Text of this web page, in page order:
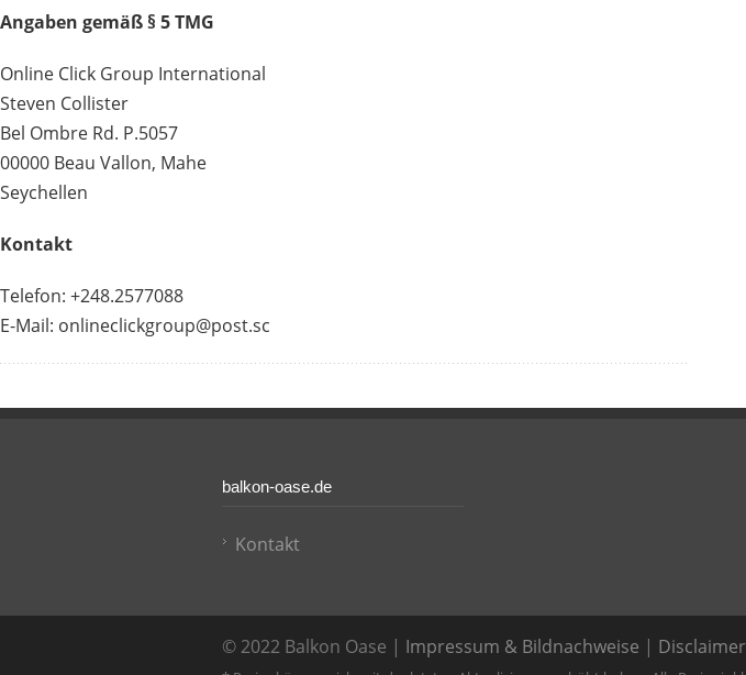
Angaben gemäß § 5 TMG
Online Click Group International
Steven Collister
Bel Ombre Rd. P.5057
00000 Beau Vallon, Mahe
Seychellen
Kontakt
Telefon: +248.2577088
E-Mail: onlineclickgroup@post.sc
balkon-oase.de
Kontakt
© 2022 Balkon Oase | Impressum & Bildnachweise | Disclaimer